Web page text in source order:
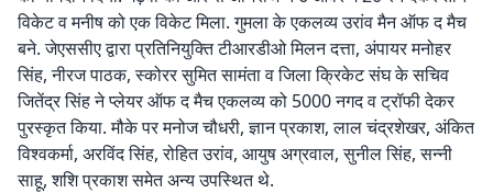
विकेट व मनीष को एक विकेट मिला. गुमला के एकलव्य उरांव मैन ऑफ द मैच
बने. जेएससीए द्वारा प्रतिनियुक्ति टीआरडीओ मिलन दत्ता, अंपायर मनोहर
सिंह, नीरज पाठक, स्कोरर सुमित सामंता व जिला क्रिकेट संघ के सचिव
जितेंद्र सिंह ने प्लेयर ऑफ द मैच एकलव्य को 5000 नगद व ट्रॉफी देकर
पुरस्कृत किया. मौके पर मनोज चौधरी, ज्ञान प्रकाश, लाल चंद्रशेखर, अंकित
विश्वकर्मा, अरविंद सिंह, रोहित उरांव, आयुष अग्रवाल, सुनील सिंह, सन्नी
साहू, शशि प्रकाश समेत अन्य उपस्थित थे.